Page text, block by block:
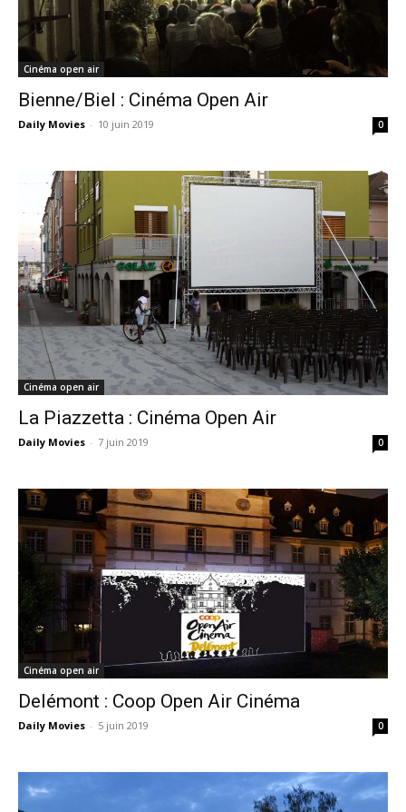
Cinéma open air
Bienne/Biel : Cinéma Open Air
Daily Movies - 10 juin 2019 0
Cinéma open air
La Piazzetta : Cinéma Open Air
Daily Movies - 7 juin 2019 0
Cinéma open air
Delémont : Coop Open Air Cinéma
Daily Movies - 5 juin 2019 0